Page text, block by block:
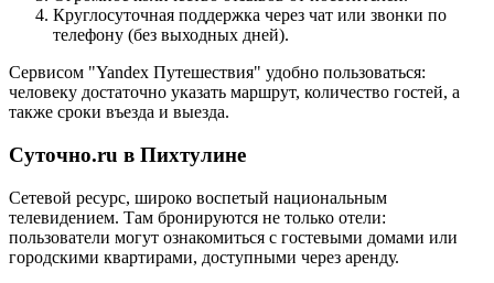
Круглосуточная поддержка через чат или звонки по
телефону (без выходных дней).
Сервисом "Yandex Путешествия" удобно пользоваться:
человеку достаточно указать маршрут, количество гостей, а
также сроки въезда и выезда.
Суточно.ru в Пихтулине
Сетевой ресурс, широко воспетый национальным
телевидением. Там бронируются не только отели:
пользователи могут ознакомиться с гостевыми домами или
городскими квартирами, доступными через аренду.